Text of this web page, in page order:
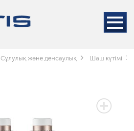
Сұлулық және денсаулық Шаш күтімі